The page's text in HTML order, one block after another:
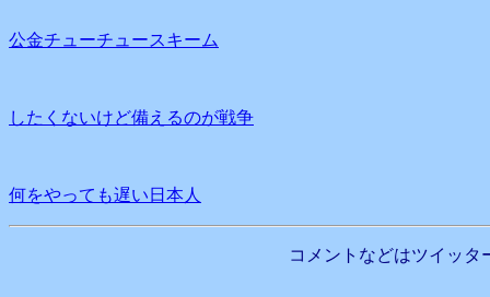
公金チューチュースキーム
したくないけど備えるのが戦争
何をやっても遅い日本人
コメントなどはツイッタ